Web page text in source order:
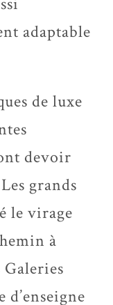
adaptable
de luxe
devoir
grands
le virage
à